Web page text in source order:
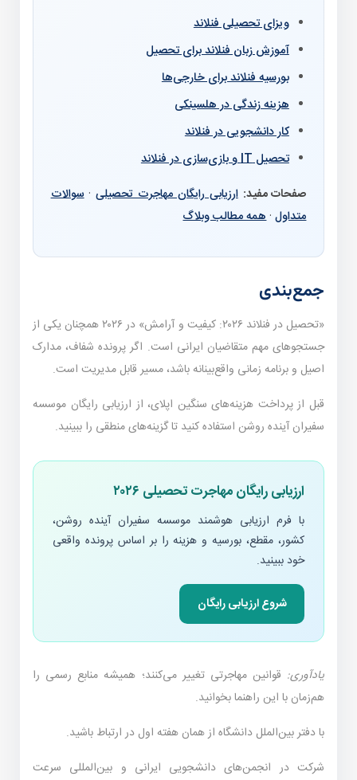
ویزای تحصیلی فنلاند
آموزش زبان فنلاند برای تحصیل
بورسیه فنلاند برای خارجی‌ها
هزینه زندگی در هلسینکی
کار دانشجویی در فنلاند
تحصیل IT و بازی‌سازی در فنلاند
صفحات مفید: ارزیابی رایگان مهاجرت تحصیلی·سوالات
متداول·همه مطالب وبلاگ
جمع‌بندی
«تحصیل در فنلاند ۲۰۲۶: کیفیت و آرامش» در ۲۰۲۶ همچنان یکی از
جستجوهای مهم متقاضیان ایرانی است. اگر پرونده شفاف، مدارک
اصیل و برنامه زمانی واقع‌بینانه باشد، مسیر قابل مدیریت است.
قبل از پرداخت هزینه‌های سنگین اپلای، از ارزیابی رایگان موسسه
سفیران آینده روشن استفاده کنید تا گزینه‌های منطقی را ببینید.
ارزیابی رایگان مهاجرت تحصیلی ۲۰۲۶
با فرم ارزیابی هوشمند موسسه سفیران آینده روشن،
کشور، مقطع، بورسیه و هزینه را بر اساس پرونده واقعی
خود ببینید.
شروع ارزیابی رایگان
یادآوری: قوانین مهاجرتی تغییر می‌کنند؛ همیشه منابع رسمی را
هم‌زمان با این راهنما بخوانید.
با دفتر بین‌الملل دانشگاه از همان هفته اول در ارتباط باشید.
شرکت در انجمن‌های دانشجویی ایرانی و بین‌المللی سرعت